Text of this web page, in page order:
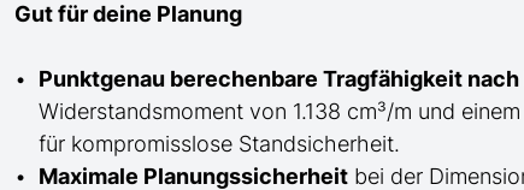
Gut für deine Planung
Punktgenau berechenbare Tragfähigkeit nach
Widerstandsmoment von 1.138 cm³/m und
für kompromisslose Standsicherheit.
Maximale Planungssicherheit bei der